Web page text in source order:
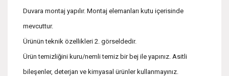
Duvara montaj yapılır. Montaj elemanları kutu içerisinde
mevcuttur.
Ürünün teknik özellikleri 2. görseldedir.
Ürün temizliğini kuru/nemli temiz bir bej ile yapınız. Asitli
bileşenler, deterjan ve kimyasal ürünler kullanmayınız.